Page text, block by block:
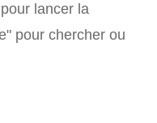
lancer la
pour chercher ou